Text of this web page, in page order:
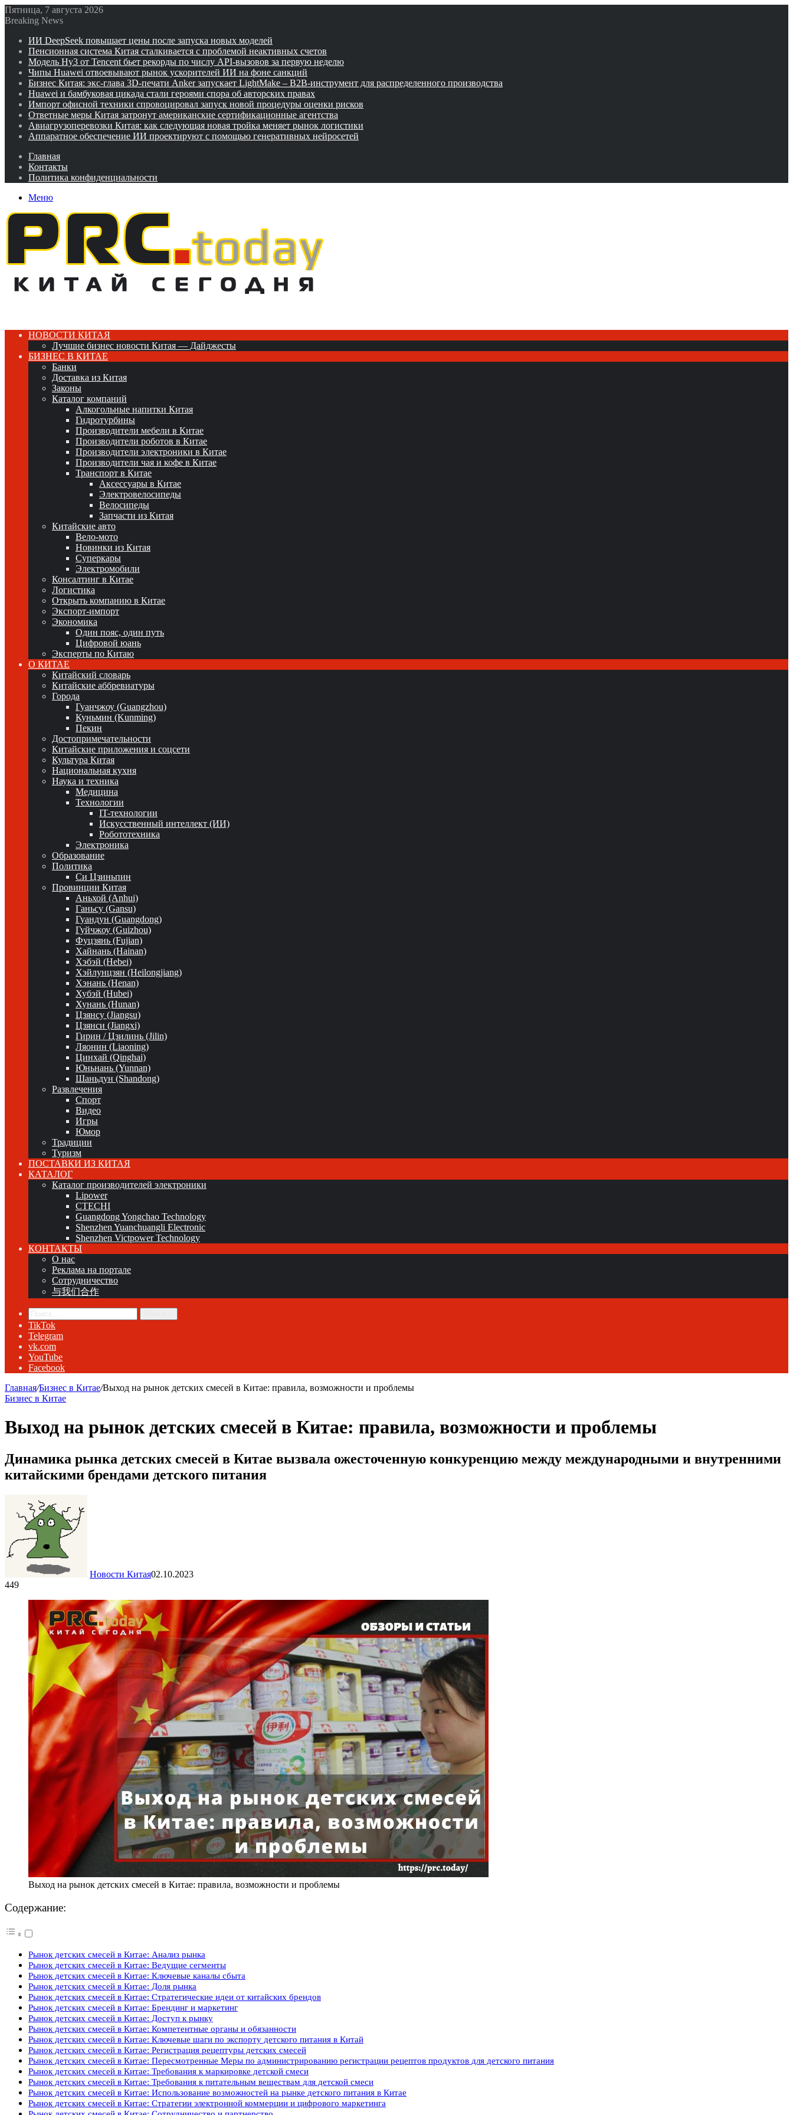
Пятница, 7 августа 2026
Breaking News
ИИ DeepSeek повышает цены после запуска новых моделей
Пенсионная система Китая сталкивается с проблемой неактивных счетов
Модель Hy3 от Tencent бьет рекорды по числу API-вызовов за первую неделю
Чипы Huawei отвоевывают рынок ускорителей ИИ на фоне санкций
Бизнес Китая: экс-глава 3D-печати Anker запускает LightMake – B2B-инструмент для распределенного производства
Huawei и бамбуковая цикада стали героями спора об авторских правах
Импорт офисной техники спровоцировал запуск новой процедуры оценки рисков
Ответные меры Китая затронут американские сертификационные агентства
Авиагрузоперевозки Китая: как следующая новая тройка меняет рынок логистики
Аппаратное обеспечение ИИ проектируют с помощью генеративных нейросетей
Главная
Контакты
Политика конфиденциальности
Меню
НОВОСТИ КИТАЯ
Лучшие бизнес новости Китая — Дайджесты
БИЗНЕС В КИТАЕ
Банки
Доставка из Китая
Законы
Каталог компаний
Алкогольные напитки Китая
Гидротурбины
Производители мебели в Китае
Производители роботов в Китае
Производители электроники в Китае
Производители чая и кофе в Китае
Транспорт в Китае
Аксессуары в Китае
Электровелосипеды
Велосипеды
Запчасти из Китая
Китайские авто
Вело-мото
Новинки из Китая
Суперкары
Электромобили
Консалтинг в Китае
Логистика
Открыть компанию в Китае
Экспорт-импорт
Экономика
Один пояс, один путь
Цифровой юань
Эксперты по Китаю
О КИТАЕ
Китайский словарь
Китайские аббревиатуры
Города
Гуанчжоу (Guangzhou)
Куньмин (Kunming)
Пекин
Достопримечательности
Китайские приложения и соцсети
Культура Китая
Национальная кухня
Наука и техника
Медицина
Технологии
IT-технологии
Искусственный интеллект (ИИ)
Робототехника
Электроника
Образование
Политика
Си Цзиньпин
Провинции Китая
Аньхой (Anhui)
Ганьсу (Gansu)
Гуандун (Guangdong)
Гуйчжоу (Guizhou)
Фуцзянь (Fujian)
Хайнань (Hainan)
Хэбэй (Hebei)
Хэйлунцзян (Heilongjiang)
Хэнань (Henan)
Хубэй (Hubei)
Хунань (Hunan)
Цзянсу (Jiangsu)
Цзянси (Jiangxi)
Гирин / Цзилинь (Jilin)
Ляонин (Liaoning)
Цинхай (Qinghai)
Юньнань (Yunnan)
Шаньдун (Shandong)
Развлечения
Спорт
Видео
Игры
Юмор
Традиции
Туризм
ПОСТАВКИ ИЗ КИТАЯ
КАТАЛОГ
Каталог производителей электроники
Lipower
CTECHI
Guangdong Yongchao Technology
Shenzhen Yuanchuangli Electronic
Shenzhen Victpower Technology
КОНТАКТЫ
О нас
Реклама на портале
Сотрудничество
与我们合作
TikTok
Telegram
vk.com
YouTube
Facebook
Главная/Бизнес в Китае/Выход на рынок детских смесей в Китае: правила, возможности и проблемы
Бизнес в Китае
Выход на рынок детских смесей в Китае: правила, возможности и проблемы
Динамика рынка детских смесей в Китае вызвала ожесточенную конкуренцию между международными и внутренними
китайскими брендами детского питания
Новости Китая02.10.2023
449
Выход на рынок детских смесей в Китае: правила, возможности и проблемы
Содержание:
Рынок детских смесей в Китае: Анализ рынка
Рынок детских смесей в Китае: Ведущие сегменты
Рынок детских смесей в Китае: Ключевые каналы сбыта
Рынок детских смесей в Китае: Доля рынка
Рынок детских смесей в Китае: Стратегические идеи от китайских брендов
Рынок детских смесей в Китае: Брендинг и маркетинг
Рынок детских смесей в Китае: Доступ к рынку
Рынок детских смесей в Китае: Компетентные органы и обязанности
Рынок детских смесей в Китае: Ключевые шаги по экспорту детского питания в Китай
Рынок детских смесей в Китае: Регистрация рецептуры детских смесей
Рынок детских смесей в Китае: Пересмотренные Меры по администрированию регистрации рецептов продуктов для детского питания
Рынок детских смесей в Китае: Требования к маркировке детской смеси
Рынок детских смесей в Китае: Требования к питательным веществам для детской смеси
Рынок детских смесей в Китае: Использование возможностей на рынке детского питания в Китае
Рынок детских смесей в Китае: Стратегии электронной коммерции и цифрового маркетинга